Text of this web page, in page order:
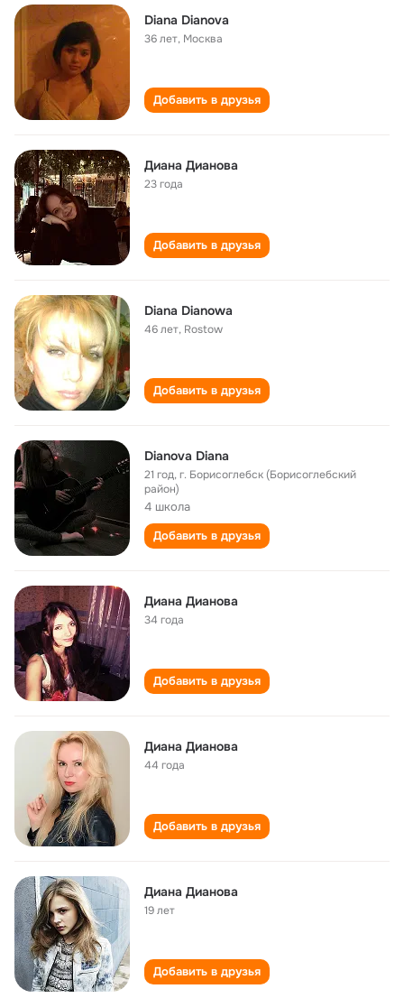
Diana Dianova
36 лет, Москва
Добавить в друзья
Диана Дианова
23 года
Добавить в друзья
Diana Dianowa
46 лет, Rostow
Добавить в друзья
Dianova Diana
21 год,г. Борисоглебск (Борисоглебский
район)
4 школа
Добавить в друзья
Диана Дианова
34 года
Добавить в друзья
Диана Дианова
44 года
Добавить в друзья
Диана Дианова
19 лет
Добавить в друзья